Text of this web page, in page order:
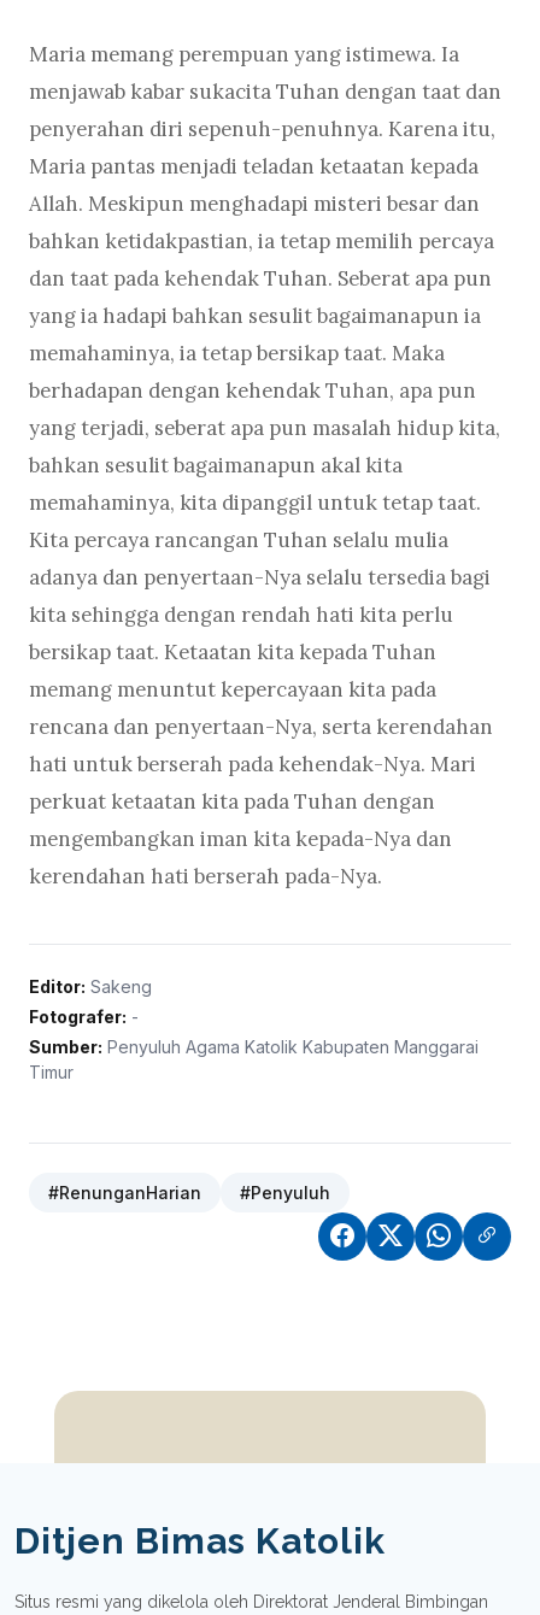
Maria memang perempuan yang istimewa. Ia
menjawab kabar sukacita Tuhan dengan taat dan
penyerahan diri sepenuh-penuhnya. Karena itu,
Maria pantas menjadi teladan ketaatan kepada
Allah. Meskipun menghadapi misteri besar dan
bahkan ketidakpastian, ia tetap memilih percaya
dan taat pada kehendak Tuhan. Seberat apa pun
yang ia hadapi bahkan sesulit bagaimanapun ia
memahaminya, ia tetap bersikap taat. Maka
berhadapan dengan kehendak Tuhan, apa pun
yang terjadi, seberat apa pun masalah hidup kita,
bahkan sesulit bagaimanapun akal kita
memahaminya, kita dipanggil untuk tetap taat.
Kita percaya rancangan Tuhan selalu mulia
adanya dan penyertaan-Nya selalu tersedia bagi
kita sehingga dengan rendah hati kita perlu
bersikap taat. Ketaatan kita kepada Tuhan
memang menuntut kepercayaan kita pada
rencana dan penyertaan-Nya, serta kerendahan
hati untuk berserah pada kehendak-Nya. Mari
perkuat ketaatan kita pada Tuhan dengan
mengembangkan iman kita kepada-Nya dan
kerendahan hati berserah pada-Nya.
Editor: Sakeng
Fotografer: -
Sumber: Penyuluh Agama Katolik Kabupaten Manggarai
Timur
#RenunganHarian #Penyuluh
Ditjen Bimas Katolik
Situs resmi yang dikelola oleh Direktorat Jenderal Bimbingan